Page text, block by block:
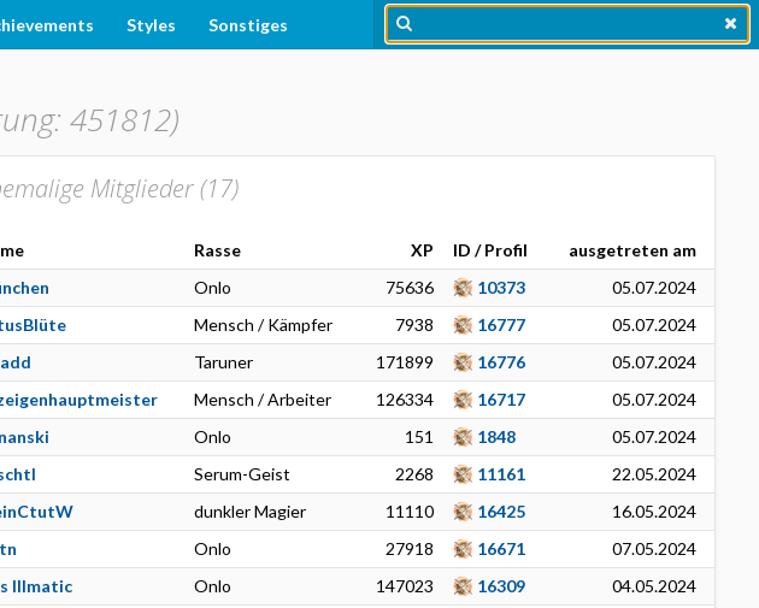
Styles Sonstiges
451812)
Mitglieder (17)
Rasse XP ID / Profil
ausgetreten am
Onlo 75636 10373
05.07.2024
Mensch / Kämpfer 7938 16777
05.07.2024
Taruner 171899 16776
05.07.2024
Mensch / Arbeiter 126334 16717
05.07.2024
Onlo 151 1848
05.07.2024
Serum-Geist 2268 11161
22.05.2024
dunkler Magier 11110 16425
16.05.2024
Onlo 27918 16671
07.05.2024
IIImatic
Onlo 147023 16309
04.05.2024